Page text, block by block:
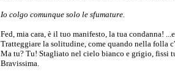
Io colgo comunque solo le sfumature.
Fed, mia cara, è il tuo manifesto, la tua condanna!
Tratteggiare la solitudine, come quando nella folla
Ma tu? Tu! Stagliato nel cielo bianco e grigio, fissi
Bravissima.